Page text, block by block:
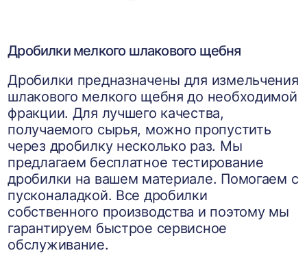
Дробилки мелкого шлакового щебня
Дробилки предназначены для измельчения
шлакового мелкого щебня до необходимой
фракции. Для лучшего качества,
получаемого сырья, можно пропустить
через дробилку несколько раз. Мы
предлагаем бесплатное тестирование
дробилки на вашем материале. Помогаем с
пусконаладкой. Все дробилки
собственного производства и поэтому мы
гарантируем быстрое сервисное
обслуживание.